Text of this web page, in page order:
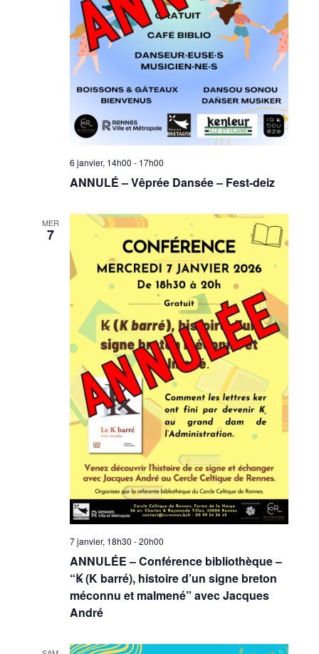
6 janvier, 14h00 - 17h00
ANNULÉ – Vêprée Dansée – Fest-deiz
MER
7
7 janvier, 18h30 -20h00
ANNULÉE – Conférence bibliothèque –
“Ꝃ (K barré), histoire d’un signe breton
méconnu et malmené” avec Jacques
André